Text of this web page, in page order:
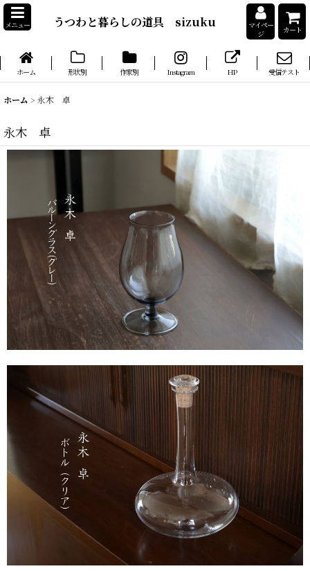
メニュー うつわと暮らしの道具 sizuku
マイペー
ジ
カート
ホーム 形状別 作家別 Instagram HP 受信テスト
ホーム > 永木 卓
永木 卓